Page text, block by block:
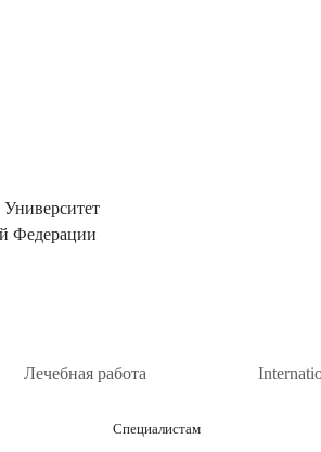
Федерации
Лечебная работа
Специалистам